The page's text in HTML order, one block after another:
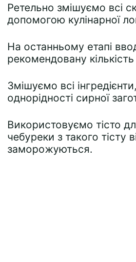
Ретельно змішуємо всі
допомогою кулінарної
На останньому етапі
рекомендовану
Змішуємо всі
однорідності сирної
Використовуємо тісто
чебуреки з такого тісту
заморожуються.